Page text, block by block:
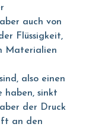
auch von
Flüssigkeit,
Materialien
also einen
haben, sinkt
der Druck
an den